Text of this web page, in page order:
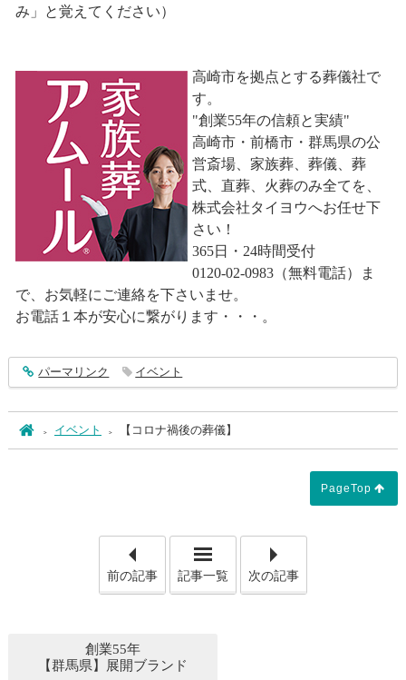
み」と覚えてください）
高崎市を拠点とする葬儀社で
す。
"創業55年の信頼と実績"
高崎市・前橋市・群馬県の公
営斎場、家族葬、葬儀、葬
式、直葬、火葬のみ全てを、
株式会社タイヨウへお任せ下
さい！
365日・24時間受付
0120-02-0983（無料電話）ま
で、お気軽にご連絡を下さいませ。
お電話１本が安心に繋がります・・・。
entry5154
パーマリンク イベント
ホームイベント 【コロナ禍後の葬儀】
PageTop
前の記事 記事一覧 次の記事
創業55年
【群馬県】展開ブランド